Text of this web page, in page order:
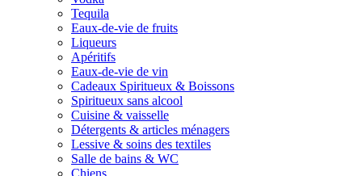
Tequila
Eaux-de-vie de fruits
Liqueurs
Apéritifs
Eaux-de-vie de vin
Cadeaux Spiritueux & Boissons
Spiritueux sans alcool
Cuisine & vaisselle
Détergents & articles ménagers
Lessive & soins des textiles
Salle de bains & WC
Chiens